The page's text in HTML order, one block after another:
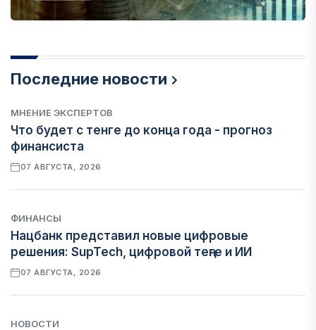
Последние новости
МНЕНИЕ ЭКСПЕРТОВ
Что будет с тенге до конца года - прогноз
финансиста
07 АВГУСТА, 2026
ФИНАНСЫ
Нацбанк представил новые цифровые
решения: SupTech, цифровой теңге и ИИ
07 АВГУСТА, 2026
НОВОСТИ